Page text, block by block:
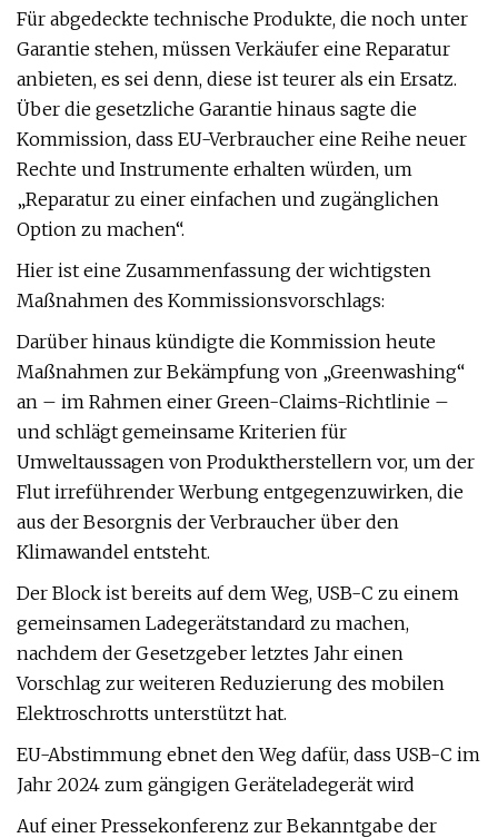
Für abgedeckte technische Produkte, die noch unter
Garantie stehen, müssen Verkäufer eine Reparatur
anbieten, es sei denn, diese ist teurer als ein Ersatz.
Über die gesetzliche Garantie hinaus sagte die
Kommission, dass EU-Verbraucher eine Reihe neuer
Rechte und Instrumente erhalten würden, um
„Reparatur zu einer einfachen und zugänglichen
Option zu machen“.
Hier ist eine Zusammenfassung der wichtigsten
Maßnahmen des Kommissionsvorschlags:
Darüber hinaus kündigte die Kommission heute
Maßnahmen zur Bekämpfung von „Greenwashing“
an – im Rahmen einer Green-Claims-Richtlinie –
und schlägt gemeinsame Kriterien für
Umweltaussagen von Produktherstellern vor, um der
Flut irreführender Werbung entgegenzuwirken, die
aus der Besorgnis der Verbraucher über den
Klimawandel entsteht.
Der Block ist bereits auf dem Weg, USB-C zu einem
gemeinsamen Ladegerätstandard zu machen,
nachdem der Gesetzgeber letztes Jahr einen
Vorschlag zur weiteren Reduzierung des mobilen
Elektroschrotts unterstützt hat.
EU-Abstimmung ebnet den Weg dafür, dass USB-C im
Jahr 2024 zum gängigen Geräteladegerät wird
Auf einer Pressekonferenz zur Bekanntgabe der